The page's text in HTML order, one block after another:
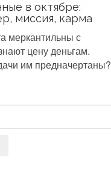
в октябре:
миссия, карма
меркантильны с
цену деньгам.
им предначертаны?